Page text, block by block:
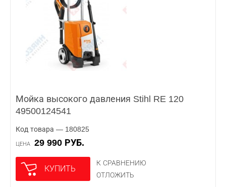
Мойка высокого давления Stihl RE 120
49500124541
Код товара — 180825
ЦЕНА 29 990 РУБ.
КУПИТЬ
К СРАВНЕНИЮ
ОТЛОЖИТЬ